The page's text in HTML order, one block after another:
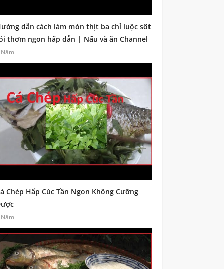
dẫn cách làm món thịt ba chỉ luộc sốt
thơm ngon hấp dẫn | Nấu và ăn Channel
Chép Hấp Cúc Tần Ngon Không Cưỡng